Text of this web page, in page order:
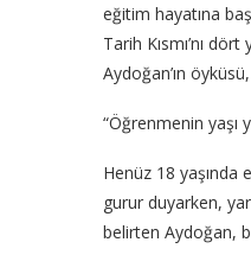
eğitim hayatına
Tarih Kısmı’nı
Aydoğan’ın
“Öğrenmenin yaşı
Henüz 18 yaşında
gurur duyarken,
belirten Aydoğan,